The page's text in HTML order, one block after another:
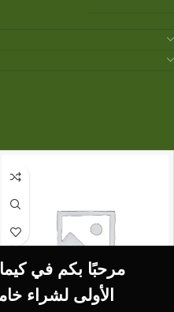
مرحبًا بكم في
الأولى لشراء